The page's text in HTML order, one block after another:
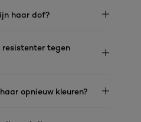
haar dof?
tegen
opnieuw kleuren?